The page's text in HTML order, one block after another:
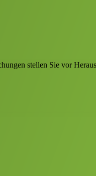
stellen Sie vor